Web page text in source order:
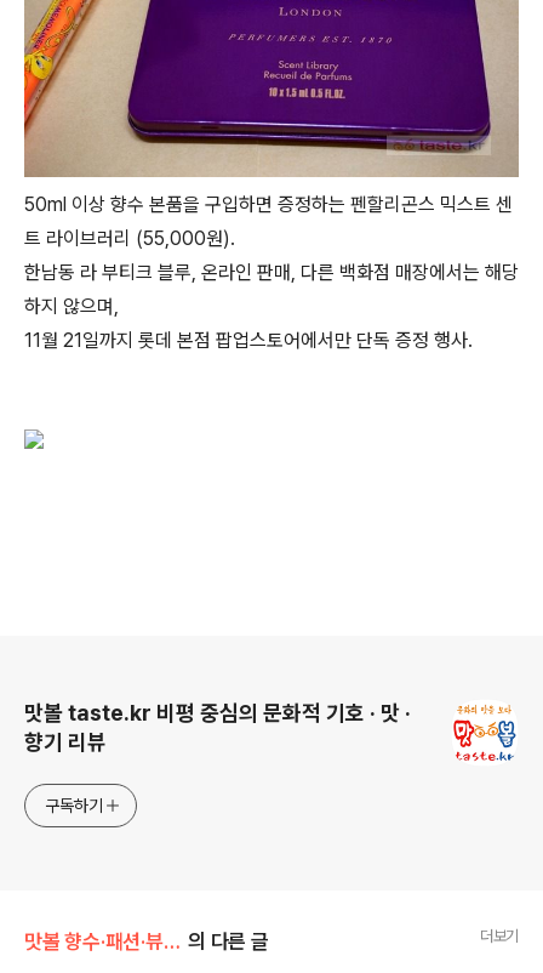
50ml 이상 향수 본품을 구입하면 증정하는 펜할리곤스 믹스트 센
트 라이브러리 (55,000원).
한남동 라 부티크 블루, 온라인 판매, 다른 백화점 매장에서는 해당
하지 않으며,
11월 21일까지 롯데 본점 팝업스토어에서만 단독 증정 행사.
맛볼 taste.kr 비평 중심의 문화적 기호 · 맛 ·
향기 리뷰
구독하기
맛볼 향수·패션·뷰티/향수 의 다른 글 더보기